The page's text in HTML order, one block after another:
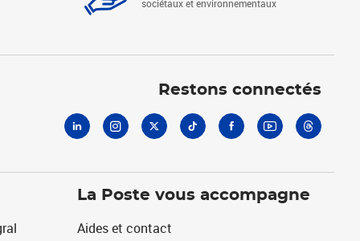
sociétaux et environnementaux
Restons connectés
La Poste vous accompagne
Aides et contact